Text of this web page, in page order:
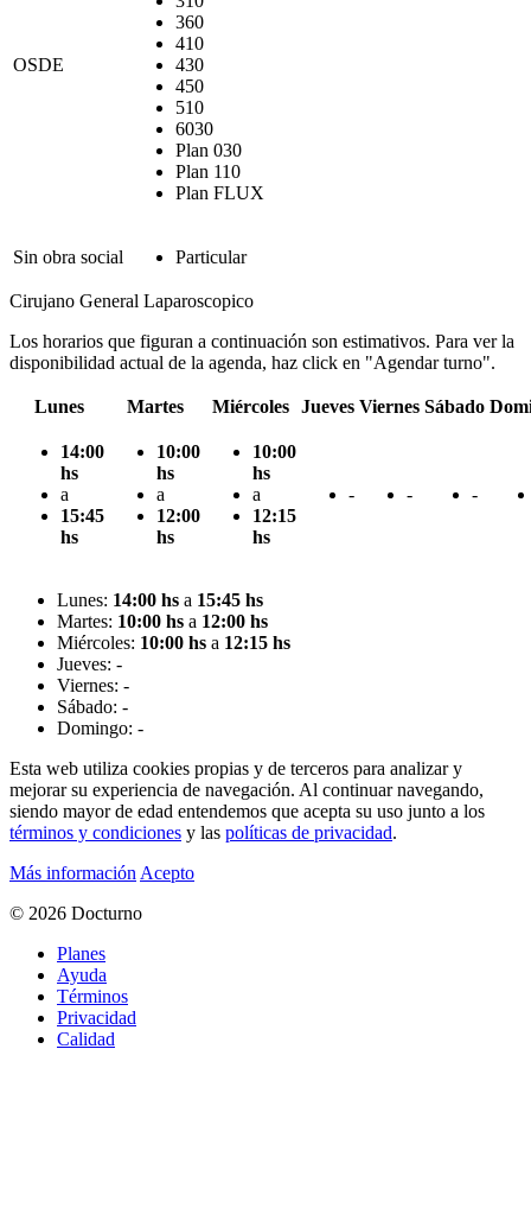
OSDE
360
410
430
450
510
6030
Plan 030
Plan 110
Plan FLUX
Sin obra social Particular
Cirujano General Laparoscopico
Los horarios que figuran a continuación son estimativos. Para ver la
disponibilidad actual de la agenda, haz click en "Agendar turno".
Lunes Martes Miércoles Jueves Viernes Sábado
14:00
hs
a
15:45
hs
10:00
hs
a
12:00
hs
10:00
hs
a
12:15
hs
- - -
Lunes: 14:00 hs a 15:45 hs
Martes: 10:00 hs a 12:00 hs
Miércoles: 10:00 hs a 12:15 hs
Jueves: -
Viernes: -
Sábado: -
Domingo: -
Esta web utiliza cookies propias y de terceros para analizar y
mejorar su experiencia de navegación. Al continuar navegando,
siendo mayor de edad entendemos que acepta su uso junto a los
términos y condiciones y las políticas de privacidad.
Más información Acepto
© 2026 Docturno
Planes
Ayuda
Términos
Privacidad
Calidad